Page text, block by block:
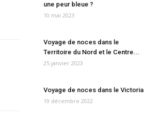
une peur bleue ?
10 mai 2023
Voyage de noces dans le
Territoire du Nord et le Centre...
25 janvier 2023
Voyage de noces dans le Victoria
19 décembre 2022